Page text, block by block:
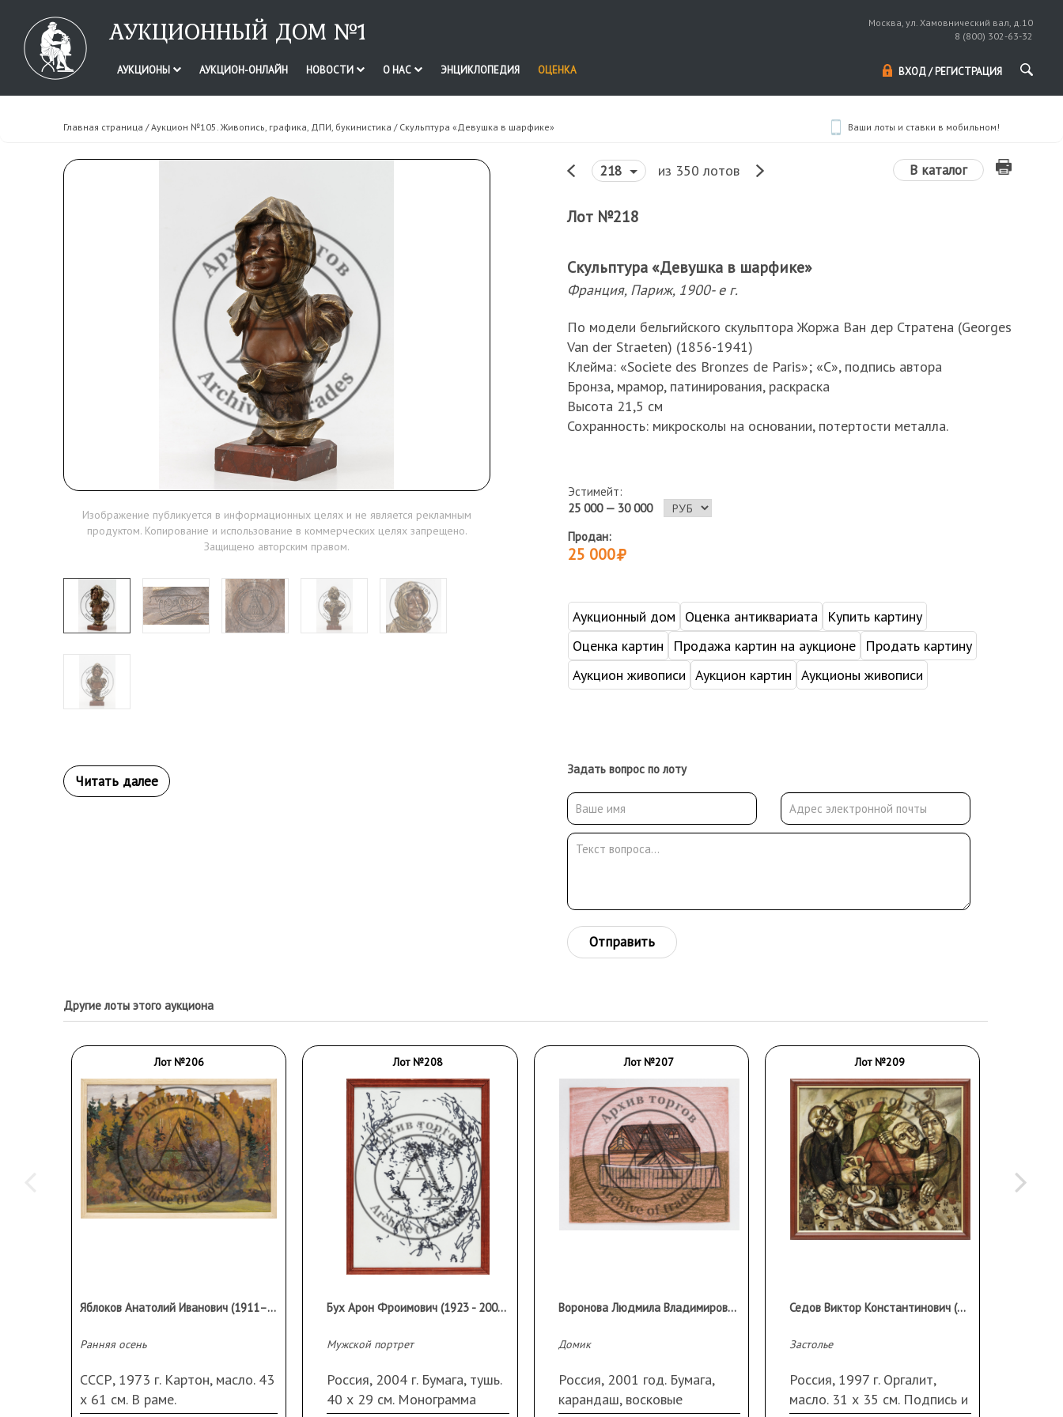
АУКЦИОННЫЙ ДОМ №1
Москва, ул. Хамовнический вал, д.10
8 (800) 302-63-32
АУКЦИОНЫ АУКЦИОН-ОНЛАЙН НОВОСТИ О НАС ЭНЦИКЛОПЕДИЯ ОЦЕНКА ВХОД / РЕГИСТРАЦИЯ
Главная страница /Аукцион №105. Живопись, графика, ДПИ, букинистика / Скульптура «Девушка в шарфике» Ваши лоты и ставки в мобильном!
Изображение публикуется в информационных целях и не является рекламным
продуктом. Копирование и использование в коммерческих целях запрещено.
Защищено авторским правом.
218 из 350 лотов В каталог
Лот №218
Скульптура «Девушка в шарфике»
Франция, Париж, 1900- е г.
По модели бельгийского скульптора Жоржа Ван дер Стратена (Georges
Van der Straeten) (1856-1941)
Клейма: «Societe des Bronzes de Paris»; «С», подпись автора
Бронза, мрамор, патинирования, раскраска
Высота 21,5 см
Сохранность: микросколы на основании, потертости металла.
Эстимейт:
25 000 — 30 000
Продан:
25 000
Аукционный дом Оценка антиквариата
Купить картину
Оценка картин
Продажа картин на аукционе
Продать картину
Аукцион живописи Аукцион картин Аукционы живописи
Задать вопрос по лоту
Отправить
Другие лоты этого аукциона
Лот №206
Яблоков Анатолий Иванович (1911–1992 гг.)
Ранняя осень
СССР, 1973 г. Картон, масло. 43
х 61 см. В раме.
Лот №208
Бух Арон Фроимович (1923 - 2006 гг.)
Мужской портрет
Россия, 2004 г. Бумага, тушь.
40 х 29 см. Монограмма
Лот №207
Воронова Людмила Владимировна (1953 г.р.)
Домик
Россия, 2001 год. Бумага,
карандаш, восковые
Лот №209
Седов Виктор Константинович (1943 г.р.)
Застолье
Россия, 1997 г. Оргалит,
масло. 31 х 35 см. Подпись и